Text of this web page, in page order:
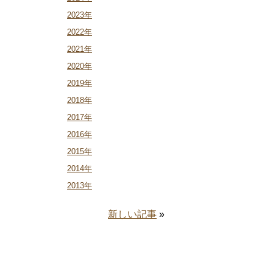
2023年
2022年
2021年
2020年
2019年
2018年
2017年
2016年
2015年
2014年
2013年
新しい記事 »